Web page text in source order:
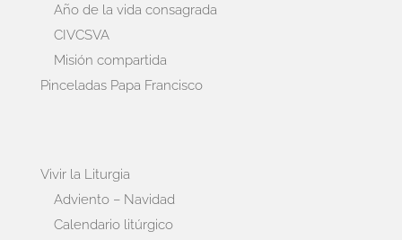
Año de la vida consagrada
CIVCSVA
Misión compartida
Pinceladas Papa Francisco
Vivir la Liturgia
Adviento – Navidad
Calendario litúrgico